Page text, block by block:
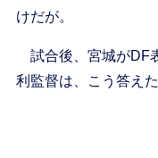
けだが。
試合後、宮城がDF
利監督は、こう答えた